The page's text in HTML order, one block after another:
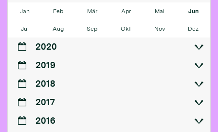
Jan Feb Mär Apr Mai Jun
Jul Aug Sep Okt Nov Dez
2020
2019
2018
2017
2016